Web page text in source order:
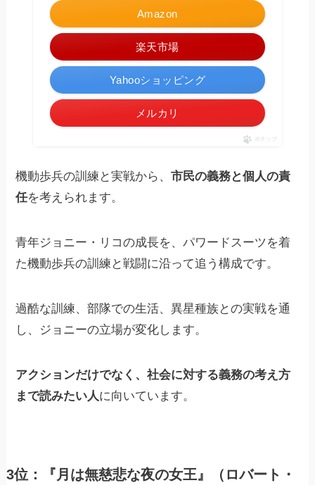
Amazon
楽天市場
Yahooショッピング
メルカリ
ポチップ
機動歩兵の訓練と実戦から、市民の義務と個人の責
任を考えられます。
青年ジョニー・リコの成長を、パワードスーツを着
た機動歩兵の訓練と戦闘に沿って追う構成です。
過酷な訓練、部隊での生活、異星種族との実戦を通
し、ジョニーの立場が変化します。
アクションだけでなく、社会に対する義務の考え方
まで読みたい人に向いています。
3位：『月は無慈悲な夜の女王』（ロバート・